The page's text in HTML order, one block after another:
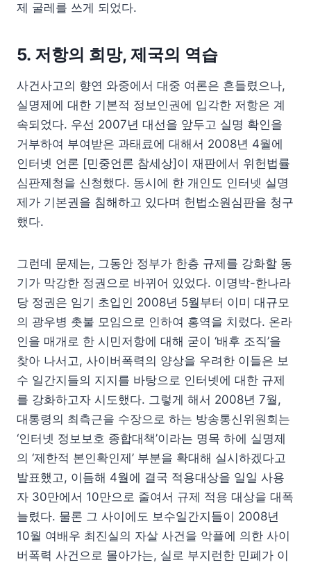
제 굴레를 쓰게 되었다.
5. 저항의 희망, 제국의 역습
사건사고의 향연 와중에서 대중 여론은 흔들렸으나,
실명제에 대한 기본적 정보인권에 입각한 저항은 계
속되었다. 우선 2007년 대선을 앞두고 실명 확인을
거부하여 부여받은 과태료에 대해서 2008년 4월에
인터넷 언론 [민중언론 참세상]이 재판에서 위헌법률
심판제청을 신청했다. 동시에 한 개인도 인터넷 실명
제가 기본권을 침해하고 있다며 헌법소원심판을 청구
했다.
그런데 문제는, 그동안 정부가 한층 규제를 강화할 동
기가 막강한 정권으로 바뀌어 있었다. 이명박-한나라
당 정권은 임기 초입인 2008년 5월부터 이미 대규모
의 광우병 촛불 모임으로 인하여 홍역을 치렀다. 온라
인을 매개로 한 시민저항에 대해 굳이 ‘배후 조직’을
찾아 나서고, 사이버폭력의 양상을 우려한 이들은 보
수 일간지들의 지지를 바탕으로 인터넷에 대한 규제
를 강화하고자 시도했다. 그렇게 해서 2008년 7월,
대통령의 최측근을 수장으로 하는 방송통신위원회는
‘인터넷 정보보호 종합대책’이라는 명목 하에 실명제
의 ‘제한적 본인확인제’ 부분을 확대해 실시하겠다고
발표했고, 이듬해 4월에 결국 적용대상을 일일 사용
자 30만에서 10만으로 줄여서 규제 적용 대상을 대폭
늘렸다. 물론 그 사이에도 보수일간지들이 2008년
10월 여배우 최진실의 자살 사건을 악플에 의한 사이
버폭력 사건으로 몰아가는, 실로 부지런한 민폐가 이